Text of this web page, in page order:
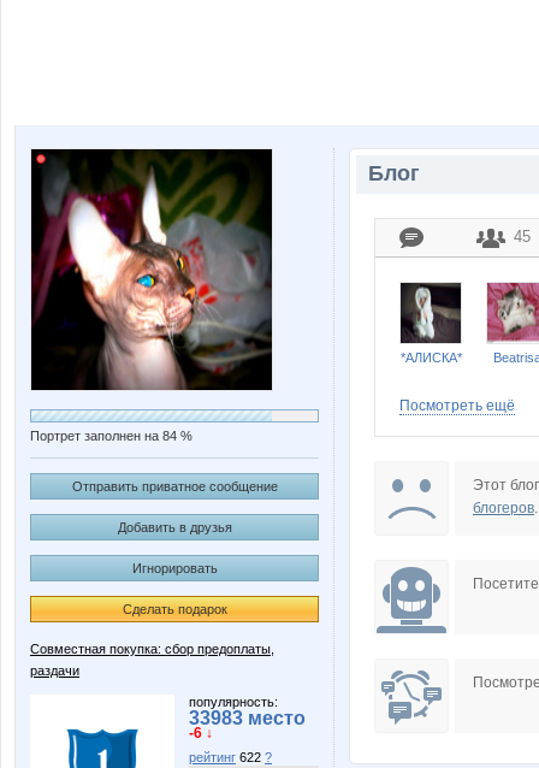
Портрет заполнен на 84 %
Отправить приватное сообщение
Добавить в друзья
Игнорировать
Сделать подарок
Совместная покупка: сбор предоплаты,
раздачи
популярность:
33983 место
-6 ↓
рейтинг 622 ?
Блог
45
*АЛИСКА*
OlgaSm77
lediX mapiks
Посмотреть ещё
Этот
блогеров.